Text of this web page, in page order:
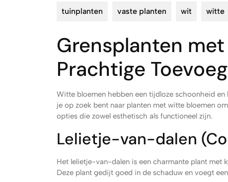
tuinplanten vaste planten wit witte
Grensplanten
Prachtige
Witte bloemen hebben een tijdloze schoonheid en
je op zoek bent naar planten met witte bloemen
opties die zowel esthetisch als functioneel zijn.
Lelietje-van-dalen
Het lelietje-van-dalen is een charmante plant met
Deze plant gedijt goed in de schaduw en voegt